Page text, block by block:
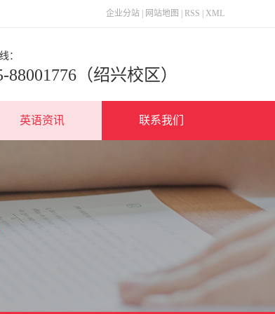
企业分站 网站地图 RSS XML
：
88001776（绍兴校区）
英语资讯 联系我们